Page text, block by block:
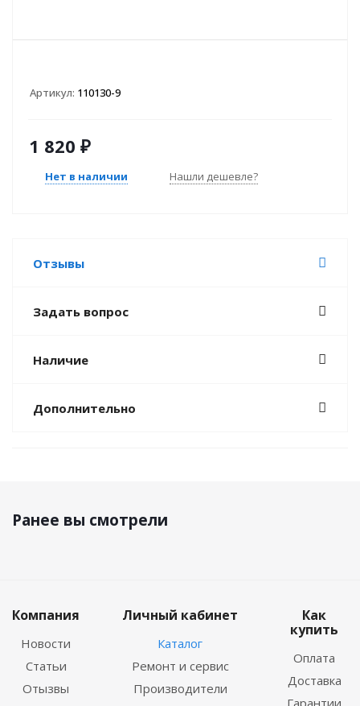
Артикул: 110130-9
1 820 ₽
Нет в наличии Нашли дешевле?
Отзывы
Задать вопрос
Наличие
Дополнительно
Ранее вы смотрели
Компания
Новости
Статьи
Отызвы
Личный кабинет
Каталог
Ремонт и сервис
Производители
Как
купить
Оплата
Доставка
Гарантии